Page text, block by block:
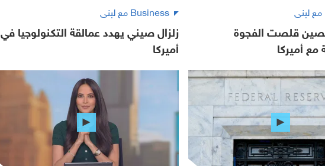
قلصت الفجوة
مع أميركا
Business مع لبنى
زلزال صيني يهدد عمالقة التكنولوجيا في
أميركا